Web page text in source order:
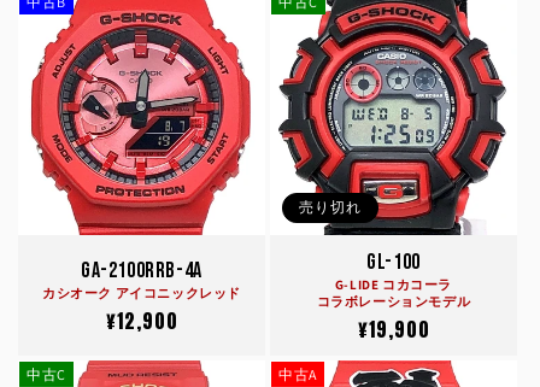
格
価
格
GA-2100RRB-4A
カシオーク アイコニックレッド
通
価
¥12,900
売り切れ
GL-100
G-LIDE コカコーラ
コラボレーションモデル
通
常
¥19,900
中古C 中古A